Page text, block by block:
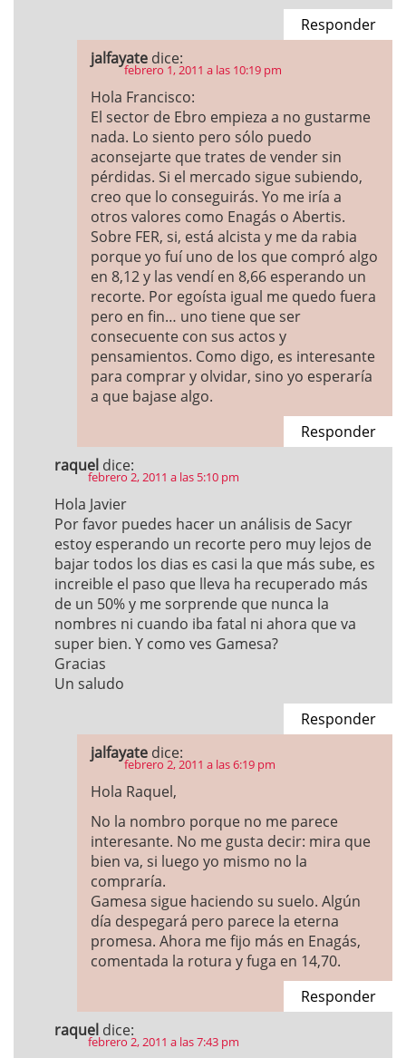
Responder
jalfayate dice:
febrero 1, 2011 a las 10:19 pm
Hola Francisco:
El sector de Ebro empieza a no gustarme
nada. Lo siento pero sólo puedo
aconsejarte que trates de vender sin
pérdidas. Si el mercado sigue subiendo,
creo que lo conseguirás. Yo me iría a
otros valores como Enagás o Abertis.
Sobre FER, si, está alcista y me da rabia
porque yo fuí uno de los que compró algo
en 8,12 y las vendí en 8,66 esperando un
recorte. Por egoísta igual me quedo fuera
pero en fin… uno tiene que ser
consecuente con sus actos y
pensamientos. Como digo, es interesante
para comprar y olvidar, sino yo esperaría
a que bajase algo.
Responder
raquel dice:
febrero 2, 2011 a las 5:10 pm
Hola Javier
Por favor puedes hacer un análisis de Sacyr
estoy esperando un recorte pero muy lejos de
bajar todos los dias es casi la que más sube, es
increible el paso que lleva ha recuperado más
de un 50% y me sorprende que nunca la
nombres ni cuando iba fatal ni ahora que va
super bien. Y como ves Gamesa?
Gracias
Un saludo
Responder
jalfayate dice:
febrero 2, 2011 a las 6:19 pm
Hola Raquel,
No la nombro porque no me parece
interesante. No me gusta decir: mira que
bien va, si luego yo mismo no la
compraría.
Gamesa sigue haciendo su suelo. Algún
día despegará pero parece la eterna
promesa. Ahora me fijo más en Enagás,
comentada la rotura y fuga en 14,70.
Responder
raquel dice:
febrero 2, 2011 a las 7:43 pm